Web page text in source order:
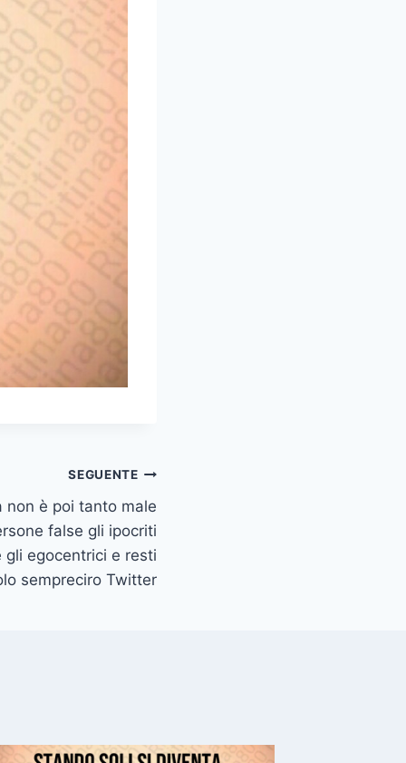
SEGUENTE
non è poi tanto male
false gli ipocriti
egocentrici e resti
sempreciro Twitter